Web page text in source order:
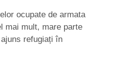
ocupate de armata
mai mult, mare parte
refugiați în